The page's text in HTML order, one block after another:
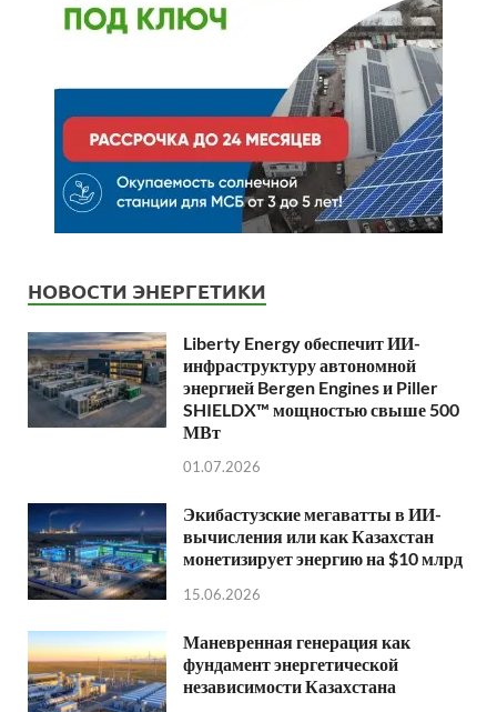
НОВОСТИ ЭНЕРГЕТИКИ
Liberty Energy обеспечит ИИ-
инфраструктуру автономной
энергией Bergen Engines и Piller
SHIELDX™ мощностью свыше 500
МВт
01.07.2026
Экибастузские мегаватты в ИИ-
вычисления или как Казахстан
монетизирует энергию на $10 млрд
15.06.2026
Маневренная генерация как
фундамент энергетической
независимости Казахстана